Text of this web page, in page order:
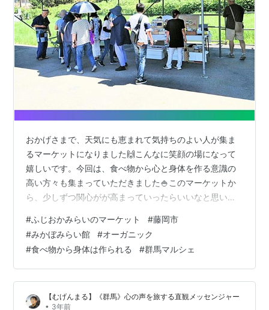
おかげさまで、天気にも恵まれて気持ちのよい人が集ま
るマーケットになりました🙌こんなに笑顔の場になって
嬉しいです。今回は、食べ物から心と身体を作る意識の
高い方々も集まっていただきました🍚このマーケットか
ら、少しずつ関心がが高まっていったらいいなと思いま
えるでしょう。🍀会場のじろうさん、出店者の皆さん、
ご来場いただいたお客様ありがとうございました🙏第3
回、10/7（土）開催します。キッチンカー、お野菜、農
産品もお待ちしています。よろしくお願いします😊～～
～～～～【おどりじ商店】での出店基準【販売・出展物
は、地球にやさしいことごみゼロを目標として、バ…
#ふじおかみらいのマーケット #藤岡市
#みかぼみらい館 #オーガニック
#食べ物から身体は作られる #群馬マルシェ
【むげんまる】《群馬》心の声を旅する直観メッセンジャー
• 3年前